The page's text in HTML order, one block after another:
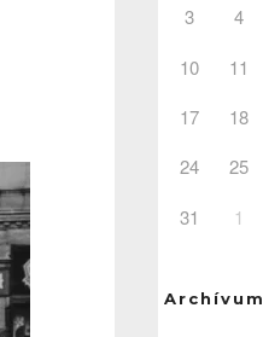
Outlook Live
3
4
10
11
17
18
24
25
31
1
Archívum